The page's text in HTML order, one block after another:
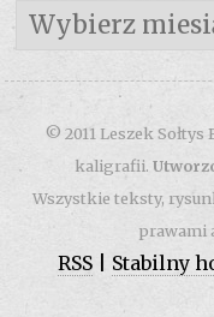
Archiwa
© 2011 Leszek
kaligrafii.
Wszystkie teksty,
prawami
RSS| Stabilny